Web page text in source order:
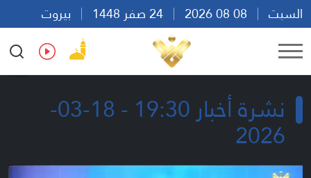
السبت
بيروت
06:29
Ar En Fr Es
نشرة أخبار 19:30 - 18-03-
2026